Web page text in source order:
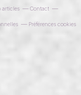
articles Contact
Préférences cookies